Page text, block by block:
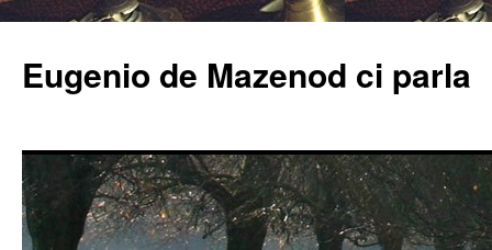
Eugenio de Mazenod ci parla